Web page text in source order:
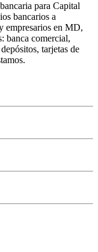
para Capital
bancarios a
empresarios en MD,
banca comercial,
tarjetas de